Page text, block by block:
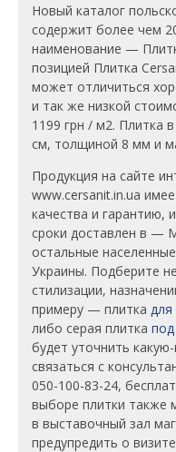
Новый каталог
содержит более чем
наименование —
позицией Плитка
может отличиться
и так же низкой
1199 грн / м2. Плитка
см, толщиной 8 мм и
Продукция на сайте
www.cersanit.in.ua
качества и гарантию,
сроки доставлен в —
остальные
Украины. Подберите
стилизации,
примеру — плитка
либо серая плитка
будет уточнить
связаться с
050-100-83-24,
выборе плитки также
в выставочный зал
предупредить о